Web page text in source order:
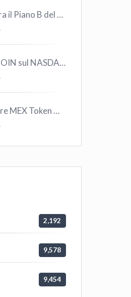
BITCOIN è ora il Piano B del Mondo
COINBASE COIN sul NASDAQ e le CRYPTO volano!
Come ottenere MEX Token GRATIS su Elrond ?
2,192
9,578
9,454